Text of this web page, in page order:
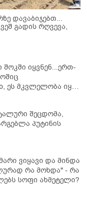
დავაბიჯებთ...
გადის რღვევა,
იყვნენ...ერთ-
ეს მკვლელობა იყო"
ტრაგედიის
შეცდომა,
პუტინის
ვიყავი და მინდა
რა მოხდა" - რა
სოფი ახმეტელი?